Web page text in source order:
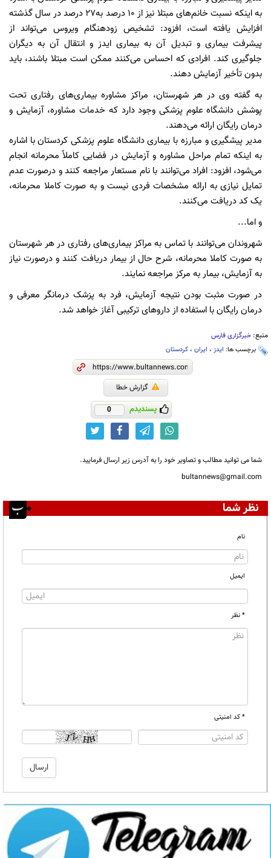
به اینکه نسبت خانم‌های مبتلا نیز از 10 درصد به27 درصد در سال گذشته
افزایش یافته است، افزود: تشخیص زودهنگام ویروس می‌تواند از
پیشرفت بیماری و تبدیل آن به بیماری ایدز و انتقال آن به دیگران
جلوگیری کند. افرادی که احساس می‌کنند ممکن است مبتلا باشند، باید
بدون تأخیر آزمایش دهند.
به گفته وی در هر شهرستان، مراکز مشاوره بیماری‌های رفتاری تحت
پوشش دانشگاه علوم پزشکی وجود دارد که خدمات مشاوره، آزمایش و
درمان رایگان ارائه می‌دهند.
مدیر پیشگیری و مبارزه با بیماری دانشگاه علوم پزشکی کردستان با اشاره
به اینکه تمام مراحل مشاوره و آزمایش در فضایی کاملاً محرمانه انجام
می‌شود، افزود: افراد می‌توانند با نام مستعار مراجعه کنند و درصورت عدم
تمایل نیازی به ارائه مشخصات فردی نیست و به صورت کاملا محرمانه،
یک کد دریافت می‌کنند.
و اما...
شهروندان می‌توانند با تماس به مراکز بیماری‌های رفتاری در هر شهرستان
به صورت کاملا محرمانه، شرح حال از بیمار دریافت کنند و درصورت نیاز
به آزمایش، بیمار به مرکز مراجعه نمایند.
در صورت مثبت بودن نتیجه آزمایش، فرد به پزشک درمانگر معرفی و
درمان رایگان با استفاده از داروهای ترکیبی آغاز خواهد شد.
منبع: خبرگزاری فارس
برچسب ها: ایدز ، ایران ، کردستان
گزارش خطا
پسندیدم 0
شما می توانید مطالب و تصاویر خود را به آدرس زیر ارسال فرمایید.
bultannews@gmail.com
نظر شما
نام
ایمیل
* نظر
* کد امنیتی